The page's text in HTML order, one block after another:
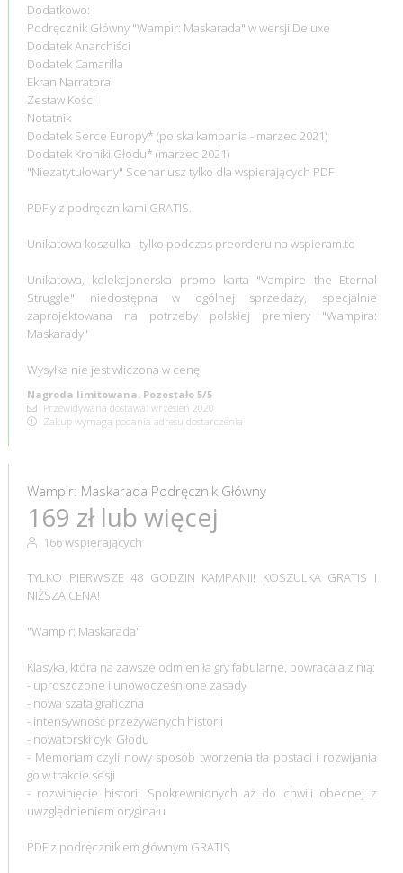
Dodatkowo:
Podręcznik Główny "Wampir: Maskarada" w wersji Deluxe
Dodatek Anarchiści
Dodatek Camarilla
Ekran Narratora
Zestaw Kości
Notatnik
Dodatek Serce Europy* (polska kampania - marzec 2021)
Dodatek Kroniki Głodu* (marzec 2021)
"Niezatytułowany" Scenariusz tylko dla wspierających PDF
PDF'y z podręcznikami GRATIS.
Unikatowa koszulka - tylko podczas preorderu na wspieram.to
Unikatowa, kolekcjonerska promo karta "Vampire the Eternal
Struggle" niedostępna w ogólnej sprzedaży, specjalnie
zaprojektowana na potrzeby polskiej premiery "Wampira:
Maskarady"
Wysyłka nie jest wliczona w cenę.
Nagroda limitowana. Pozostało 5/5
Przewidywana dostawa: wrzesień 2020
Zakup wymaga podania adresu dostarczenia
Wampir: Maskarada Podręcznik Główny
169 zł lub więcej
166 wspierających
TYLKO PIERWSZE 48 GODZIN KAMPANII! KOSZULKA GRATIS I
NIŻSZA CENA!
"Wampir: Maskarada"
Klasyka, która na zawsze odmieniła gry fabularne, powraca a z nią:
- uproszczone i unowocześnione zasady
- nowa szata graficzna
- intensywność przeżywanych historii
- nowatorski cykl Głodu
- Memoriam czyli nowy sposób tworzenia tła postaci i rozwijania
go w trakcie sesji
- rozwinięcie historii Spokrewnionych aż do chwili obecnej z
uwzględnieniem oryginału
PDF z podręcznikiem głównym GRATIS